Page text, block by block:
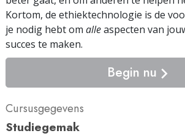
Kortom, de ethiektechnologie is de
je nodig hebt om alleaspecten van
succes te maken.
Begin nu
Cursusgegevens
Studiegemak